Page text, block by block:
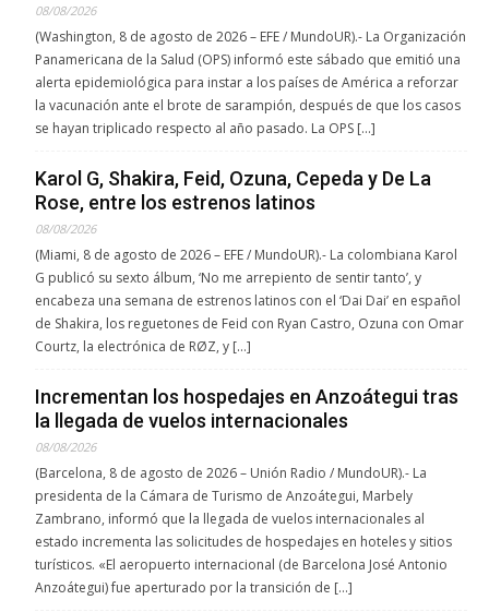
08/08/2026
(Washington, 8 de agosto de 2026 – EFE / MundoUR).- La Organización
Panamericana de la Salud (OPS) informó este sábado que emitió una
alerta epidemiológica para instar a los países de América a reforzar
la vacunación ante el brote de sarampión, después de que los casos
se hayan triplicado respecto al año pasado. La OPS […]
Karol G, Shakira, Feid, Ozuna, Cepeda y De La
Rose, entre los estrenos latinos
08/08/2026
(Miami, 8 de agosto de 2026 – EFE / MundoUR).- La colombiana Karol
G publicó su sexto álbum, ‘No me arrepiento de sentir tanto’, y
encabeza una semana de estrenos latinos con el ‘Dai Dai’ en español
de Shakira, los reguetones de Feid con Ryan Castro, Ozuna con Omar
Courtz, la electrónica de RØZ, y […]
Incrementan los hospedajes en Anzoátegui tras
la llegada de vuelos internacionales
08/08/2026
(Barcelona, 8 de agosto de 2026 – Unión Radio / MundoUR).- La
presidenta de la Cámara de Turismo de Anzoátegui, Marbely
Zambrano, informó que la llegada de vuelos internacionales al
estado incrementa las solicitudes de hospedajes en hoteles y sitios
turísticos. «El aeropuerto internacional (de Barcelona José Antonio
Anzoátegui) fue aperturado por la transición de […]